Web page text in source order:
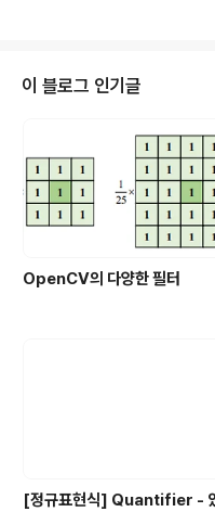
미리 가정된 확률 모델이 주어진 데
않은 경우에는 좋은 성능을 기대하
에 대한 대안으로 비모수적 밀도추
이웃 분류기를 사용할 수 있다.(박혜
습) K-근접이웃 분류기는 주어진 데
까운 순서대로 K개의 데이터를 찾..
이 블로그 인기글
OpenCV의 다양한 필터
[정규표현식] Quantifier -